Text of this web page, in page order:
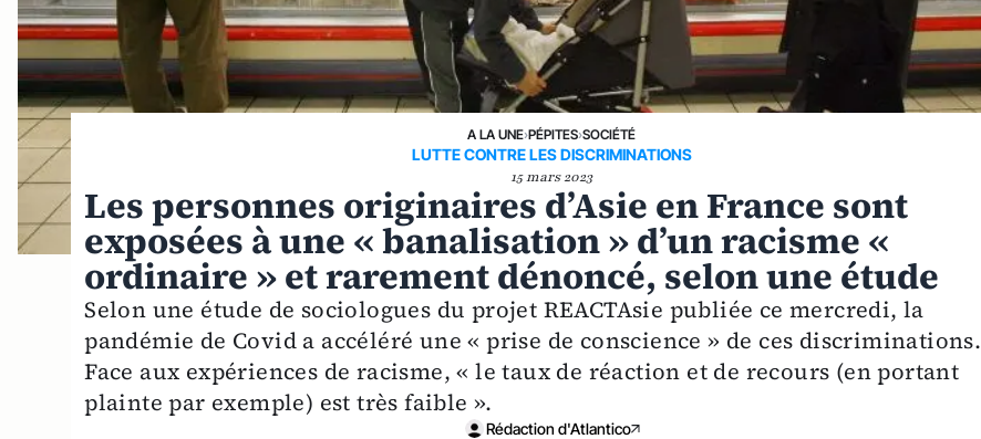
A LA UNE›PÉPITES›SOCIÉTÉ
LUTTE CONTRE LES DISCRIMINATIONS
15 mars 2023
Les personnes originaires d’Asie en France sont
exposées à une « banalisation » d’un racisme «
ordinaire » et rarement dénoncé, selon une étude
Selon une étude de sociologues du projet REACTAsie publiée ce mercredi, la
pandémie de Covid a accéléré une « prise de conscience » de ces discriminations.
Face aux expériences de racisme, « le taux de réaction et de recours (en portant
plainte par exemple) est très faible ».
Rédaction d'Atlantico